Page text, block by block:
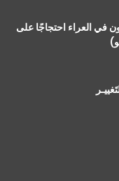
في العراء احتجاجًا على